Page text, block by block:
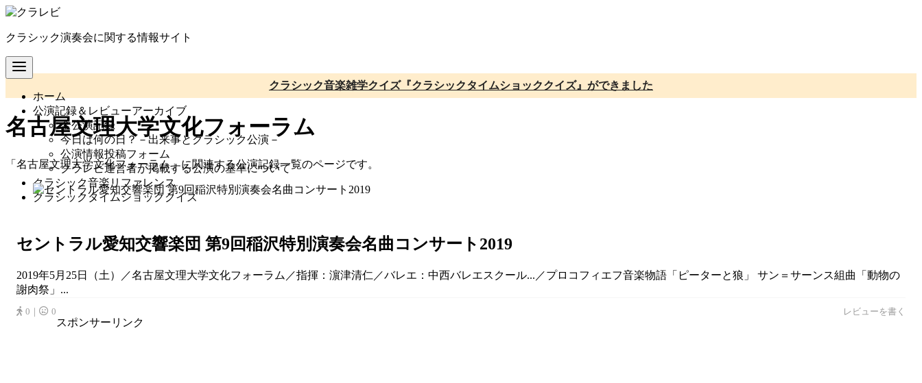
コ
テ
ン
ツ
移
クラシック演奏会に関する情報サイト
ホーム
公演記録＆レビューアーカイブ
全公演記録
今日は何の日？－出来事とクラシック公演－
公演情報投稿フォーム
クラレビ運営者が掲載する公演の基準について
クラシック音楽リファレンス
クラシックタイムショッククイズ
クラシック音楽雑学クイズ『クラシックタイムショッククイズ』ができました
名古屋文理大学文化フォーラム
「名古屋文理大学文化フォーラム」に関連する公演記録一覧のページです。
セントラル愛知交響楽団 第9回稲沢特別演奏会名曲コンサート2019
2019年5月25日（土）／名古屋文理大学文化フォーラム／指揮：濵津清仁／バレエ：中西バレエスクール...／プロコフィエフ音楽物語「ピーターと狼」 サン＝サーンス組曲「動物の
謝肉祭」...
0｜ 0 レビューを書く
スポンサーリンク